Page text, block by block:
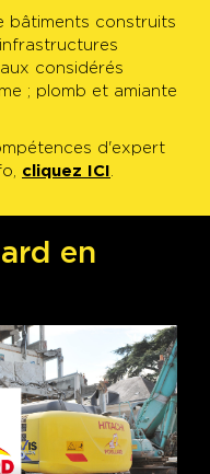
bâtiments construits
considérés
; plomb et amiante
d'expert
cliquez ICI
en